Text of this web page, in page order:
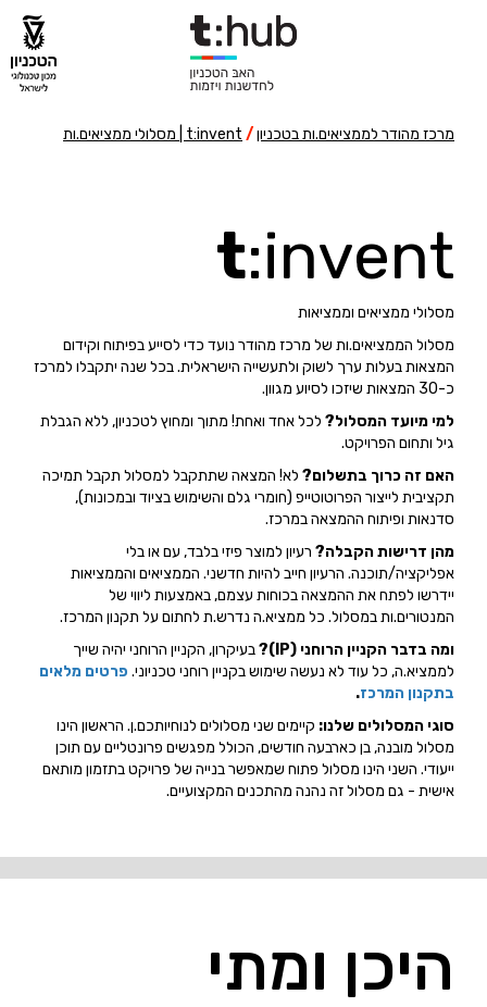
מרכז מהודר לממציאים.ות בטכניון/ t:invent | מסלולי ממציאים.ות
t:invent
מסלולי ממציאים וממציאות
מסלול הממציאים.ות של מרכז מהודר נועד כדי לסייע בפיתוח וקידום
המצאות בעלות ערך לשוק ולתעשייה הישראלית. בכל שנה יתקבלו למרכז
כ-30 המצאות שיזכו לסיוע מגוון.
למי מיועד המסלול? לכל אחד ואחת! מתוך ומחוץ לטכניון, ללא הגבלת
גיל ותחום הפרויקט.
האם זה כרוך בתשלום? לא! המצאה שתתקבל למסלול תקבל תמיכה
תקציבית לייצור הפרוטוטייפ (חומרי גלם והשימוש בציוד ובמכונות),
סדנאות ופיתוח ההמצאה במרכז.
מהן דרישות הקבלה? רעיון למוצר פיזי בלבד, עם או בלי
אפליקציה/תוכנה. הרעיון חייב להיות חדשני. הממציאים והממציאות
יידרשו לפתח את ההמצאה בכוחות עצמם, באמצעות ליווי של
המנטורים.ות במסלול. כל ממציא.ה נדרש.ת לחתום על תקנון המרכז.
ומה בדבר הקניין הרוחני (IP)?
בעיקרון, הקניין הרוחני יהיה שייך
לממציא.ה, כל עוד לא נעשה שימוש בקניין רוחני טכניוני. פרטים מלאים
בתקנון המרכז.
סוגי המסלולים שלנו: קיימים שני מסלולים לנוחיותכם.ן. הראשון הינו
מסלול מובנה, בן כארבעה חודשים, הכולל מפגשים פרונטליים עם תוכן
ייעודי. השני הינו מסלול פתוח שמאפשר בנייה של פרויקט בתזמון מותאם
אישית - גם מסלול זה נהנה מהתכנים המקצועיים.
היכן ומתי